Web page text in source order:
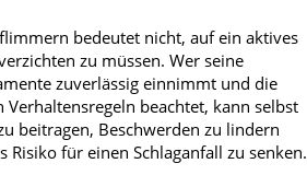
bedeutet nicht, auf ein aktives
zu müssen. Wer seine
zuverlässig einnimmt und die
Verhaltensregeln beachtet, kann selbst
beitragen, Beschwerden zu lindern
Risiko für einen Schlaganfall zu senken.